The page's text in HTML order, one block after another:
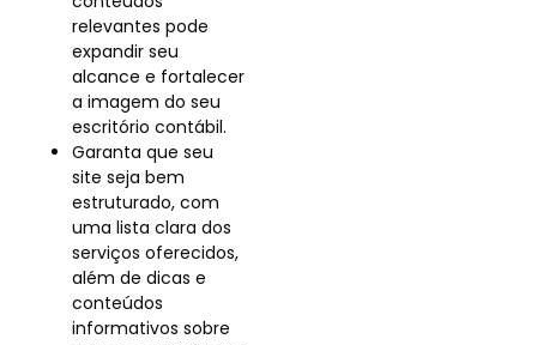
relevantes pode
expandir seu
alcance e fortalecer
a imagem do seu
escritório contábil.
Garanta que seu
site seja bem
estruturado, com
uma lista clara dos
serviços oferecidos,
além de dicas e
conteúdos
informativos sobre